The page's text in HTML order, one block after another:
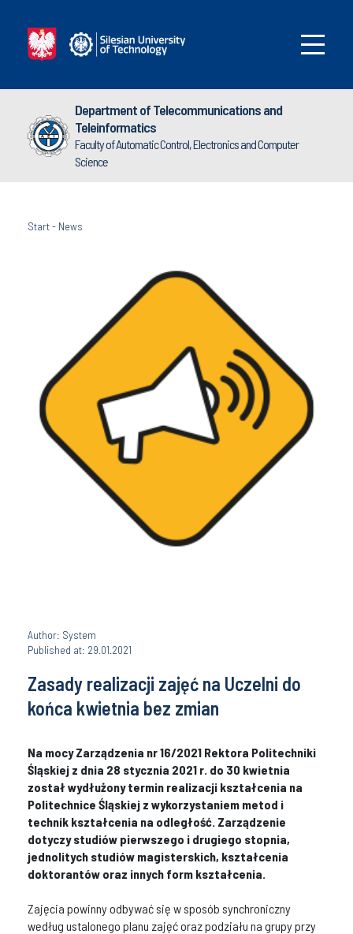
Department of Telecommunications and
Teleinformatics
Faculty of Automatic Control, Electronics and Computer
Science
Start- News
Author: System
Published at: 29.01.2021
Zasady realizacji zajęć na Uczelni do
końca kwietnia bez zmian
Na mocy Zarządzenia nr 16/2021 Rektora Politechniki
Śląskiej z dnia 28 stycznia 2021 r. do 30 kwietnia
został wydłużony termin realizacji kształcenia na
Politechnice Śląskiej z wykorzystaniem metod i
technik kształcenia na odległość. Zarządzenie
dotyczy studiów pierwszego i drugiego stopnia,
jednolitych studiów magisterskich, kształcenia
doktorantów oraz innych form kształcenia.
Zajęcia powinny odbywać się w sposób synchroniczny
według ustalonego planu zajęć oraz podziału na grupy przy